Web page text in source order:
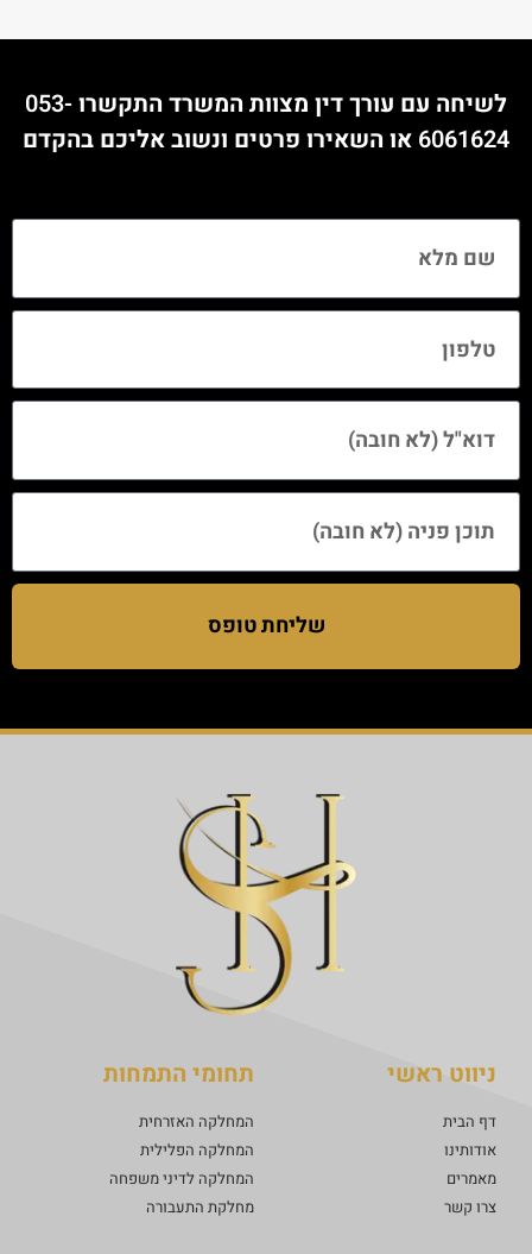
לשיחה עם עורך דין מצוות המשרד התקשרו053-
6061624 או השאירו פרטים ונשוב אליכם בהקדם
שליחת טופס
ניווט ראשי
דף הבית
אודותינו
מאמרים
צרו קשר
תחומי התמחות
המחלקה האזרחית
המחלקה הפלילית
המחלקה לדיני משפחה
מחלקת התעבורה